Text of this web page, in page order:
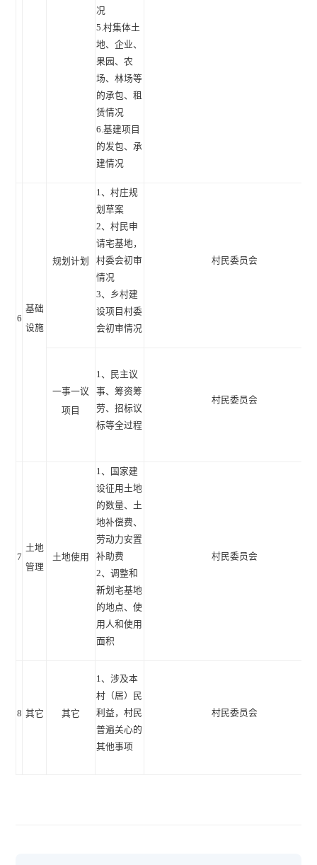
况
5.村集体土
地、企业、
果园、农
场、林场等
的承包、租
赁情况
6.基建项目
的发包、承
建情况
6
基础
设施
规划计划
1、村庄规
划草案
2、村民申
请宅基地，
村委会初审
情况
3、乡村建
设项目村委
会初审情况
村民委员会
一事一议
项目
1、民主议
事、筹资筹
劳、招标议
标等全过程
村民委员会
7
土地
管理
土地使用
1、国家建
设征用土地
的数量、土
地补偿费、
劳动力安置
补助费
2、调整和
新划宅基地
的地点、使
用人和使用
面积
村民委员会
8 其它 其它
1、涉及本
村（居）民
利益，村民
普遍关心的
其他事项
村民委员会